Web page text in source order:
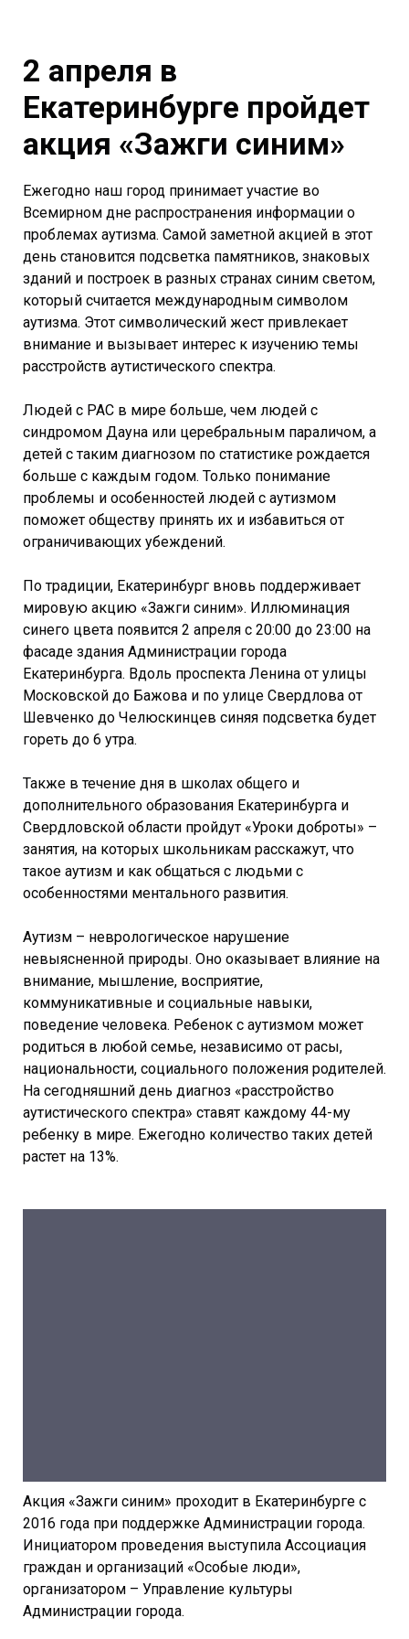
2 апреля в
Екатеринбурге пройдет
акция «Зажги синим»
Ежегодно наш город принимает участие во
Всемирном дне распространения информации о
проблемах аутизма. Самой заметной акцией в этот
день становится подсветка памятников, знаковых
зданий и построек в разных странах синим светом,
который считается международным символом
аутизма. Этот символический жест привлекает
внимание и вызывает интерес к изучению темы
расстройств аутистического спектра.
Людей с РАС в мире больше, чем людей с
синдромом Дауна или церебральным параличом, а
детей с таким диагнозом по статистике рождается
больше с каждым годом. Только понимание
проблемы и особенностей людей с аутизмом
поможет обществу принять их и избавиться от
ограничивающих убеждений.
По традиции, Екатеринбург вновь поддерживает
мировую акцию «Зажги синим». Иллюминация
синего цвета появится 2 апреля с 20:00 до 23:00 на
фасаде здания Администрации города
Екатеринбурга. Вдоль проспекта Ленина от улицы
Московской до Бажова и по улице Свердлова от
Шевченко до Челюскинцев синяя подсветка будет
гореть до 6 утра.
Также в течение дня в школах общего и
дополнительного образования Екатеринбурга и
Свердловской области пройдут «Уроки доброты» –
занятия, на которых школьникам расскажут, что
такое аутизм и как общаться с людьми с
особенностями ментального развития.
Аутизм – неврологическое нарушение
невыясненной природы. Оно оказывает влияние на
внимание, мышление, восприятие,
коммуникативные и социальные навыки,
поведение человека. Ребенок с аутизмом может
родиться в любой семье, независимо от расы,
национальности, социального положения родителей.
На сегодняшний день диагноз «расстройство
аутистического спектра» ставят каждому 44-му
ребенку в мире. Ежегодно количество таких детей
растет на 13%.
Акция «Зажги синим» проходит в Екатеринбурге с
2016 года при поддержке Администрации города.
Инициатором проведения выступила Ассоциация
граждан и организаций «Особые люди»,
организатором – Управление культуры
Администрации города.